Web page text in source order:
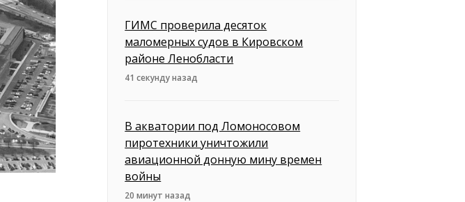
ГИМС проверила десяток
маломерных судов в Кировском
районе Ленобласти
41 секунду назад
В акватории под Ломоносовом
пиротехники уничтожили
авиационной донную мину времен
войны
20 минут назад